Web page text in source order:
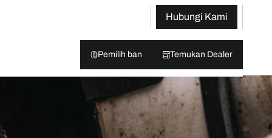
Hubungi Kami
Pemilih ban Temukan Dealer